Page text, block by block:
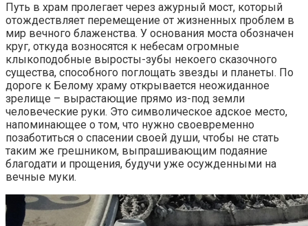
Путь в храм пролегает через ажурный мост, который
отождествляет перемещение от жизненных проблем в
мир вечного блаженства. У основания моста обозначен
круг, откуда возносятся к небесам огромные
клыкоподобные выросты-зубы некоего сказочного
существа, способного поглощать звезды и планеты. По
дороге к Белому храму открывается неожиданное
зрелище – вырастающие прямо из-под земли
человеческие руки. Это символическое адское место,
напоминающее о том, что нужно своевременно
позаботиться о спасении своей души, чтобы не стать
таким же грешником, выпрашивающим подаяние
благодати и прощения, будучи уже осужденными на
вечные муки.